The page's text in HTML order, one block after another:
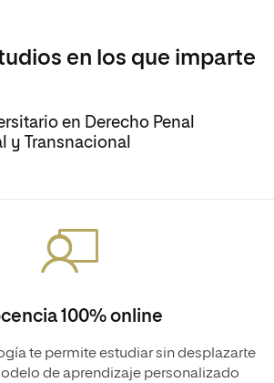
en los que imparte
en Derecho Penal
y Transnacional
100% online
te permite estudiar sin desplazarte
de aprendizaje personalizado